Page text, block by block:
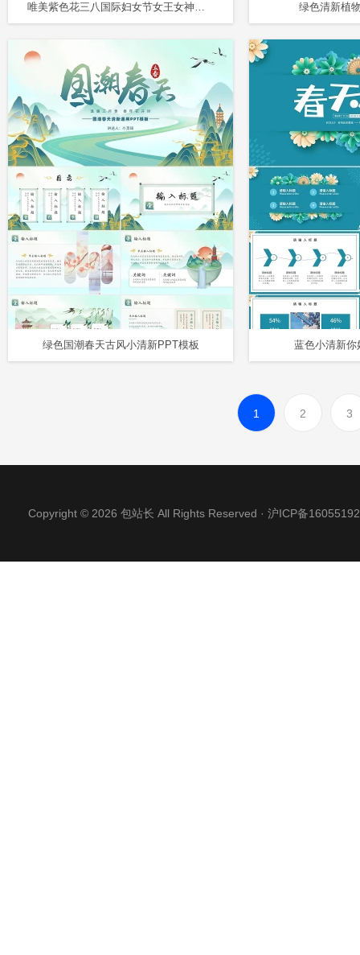
唯美紫色花三八国际妇女节女王女神节电子贺卡节日祝福问候PPT 绿色清新植
绿色国潮春天古风小清新PPT模板 蓝色小清新
1 2 3
Copyright © 2026 包站长 All Rights Reserved · 沪ICP备